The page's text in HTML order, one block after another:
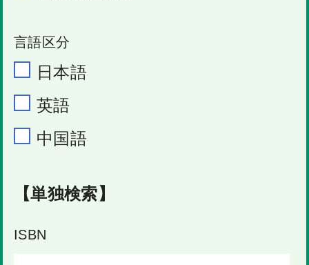
言語区分
日本語
英語
中国語
【単独検索】
ISBN